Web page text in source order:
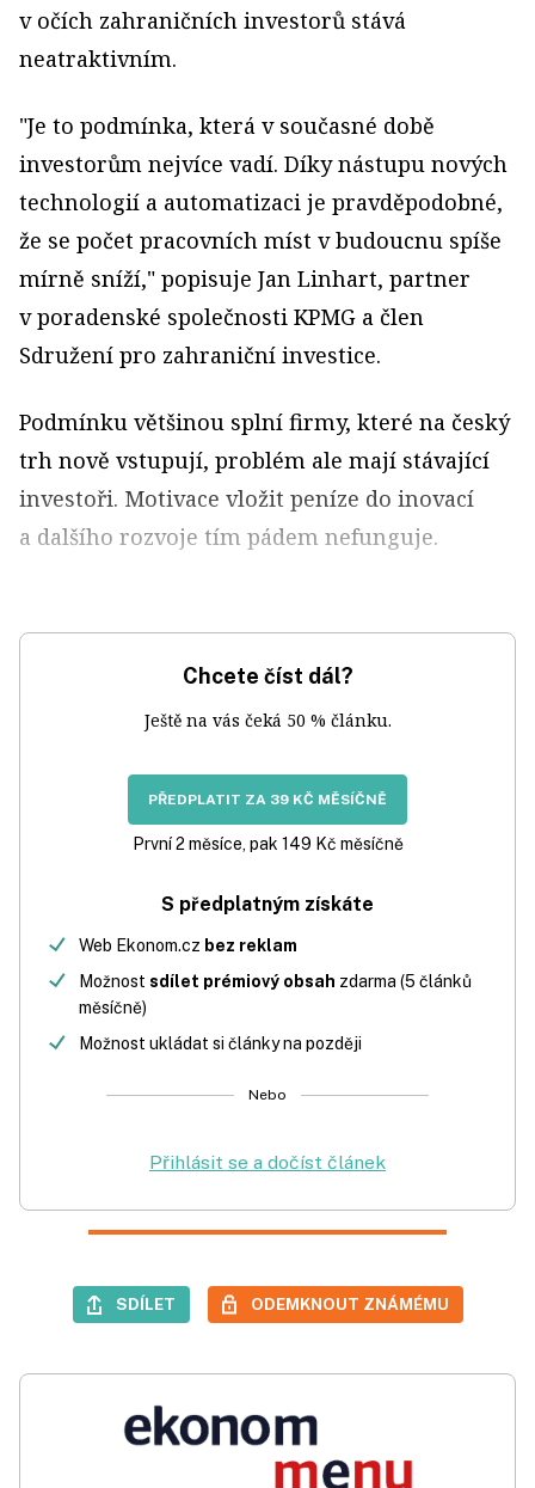
v očích zahraničních investorů stává
neatraktivním.
"Je to podmínka, která v současné době
investorům nejvíce vadí. Díky nástupu nových
technologií a automatizaci je pravděpodobné,
že se počet pracovních míst v budoucnu spíše
mírně sníží," popisuje Jan Linhart, partner
v poradenské společnosti KPMG a člen
Sdružení pro zahraniční investice.
Podmínku většinou splní firmy, které na český
trh nově vstupují, problém ale mají stávající
investoři. Motivace vložit peníze do inovací
a dalšího rozvoje tím pádem nefunguje.
Chcete číst dál?
Ještě na vás čeká 50 % článku.
PŘEDPLATIT ZA 39 KČ MĚSÍČNĚ
První 2 měsíce, pak 149 Kč měsíčně
S předplatným získáte
Web Ekonom.cz bez reklam
Možnost sdílet prémiový obsah zdarma (5 článků
měsíčně)
Možnost ukládat si články na později
Nebo
Přihlásit se a dočíst článek
SDÍLET ODEMKNOUT ZNÁMÉMU